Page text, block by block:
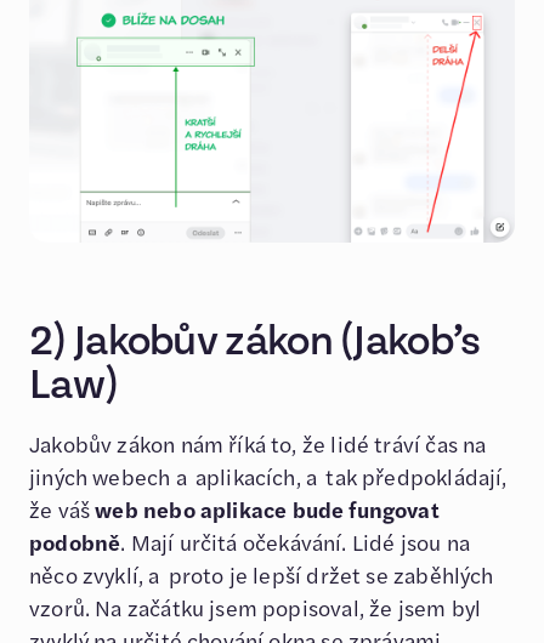
2) Jakobův zákon (Jakob’s
Law)
Jakobův zákon nám říká to, že lidé tráví čas na
jiných webech a aplikacích, a tak předpokládají,
že vášweb nebo aplikace bude fungovat
podobně. Mají určitá očekávání. Lidé jsou na
něco zvyklí, a proto je lepší držet se zaběhlých
vzorů. Na začátku jsem popisoval, že jsem byl